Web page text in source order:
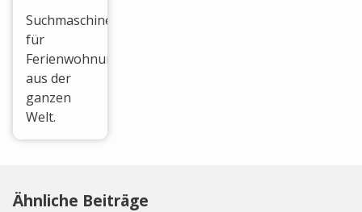
Suchmaschine
für
Ferienwohnungen
aus der
ganzen
Welt.
Ähnliche Beiträge